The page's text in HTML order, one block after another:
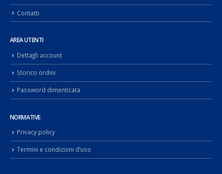
Contatti
AREA UTENTI
Dettagli account
Storico ordini
Password dimenticata
NORMATIVE
Privacy policy
Termini e condizioni d’uso